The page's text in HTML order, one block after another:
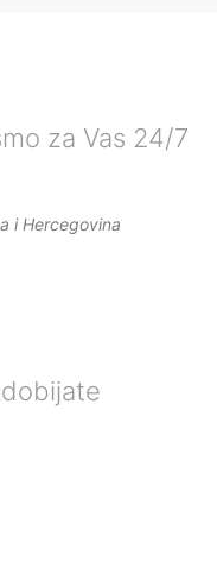
za Vas 24/7
i Hercegovina